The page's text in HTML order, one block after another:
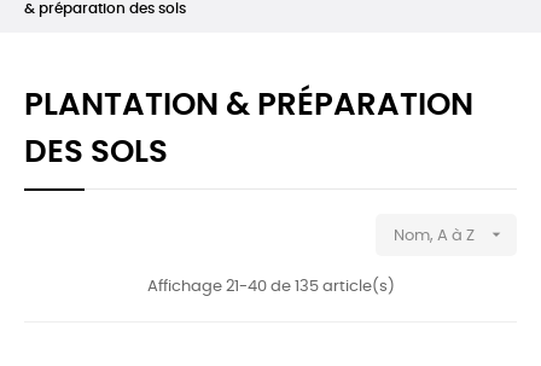
& préparation des sols
PLANTATION & PRÉPARATION
DES SOLS
Nom, A à Z 
Affichage 21-40 de 135 article(s)